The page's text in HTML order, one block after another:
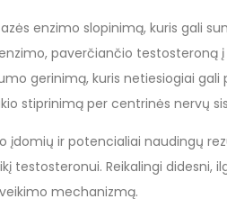
enzimo slopinimą, kuris gali
paverčiančio testosteroną
gerinimą, kuris netiesiogiai
stiprinimą per centrinės nervų
įdomių ir potencialiai naudingų
testosteronui. Reikalingi
mechanizmą.